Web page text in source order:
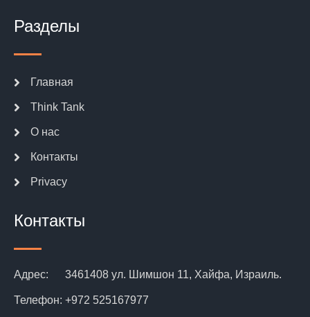
Разделы
Главная
Think Tank
О нас
Контакты
Privacy
Контакты
Адрес: 3461408 ул. Шимшон 11, Хайфа, Израиль.
Телефон: +972 525167977